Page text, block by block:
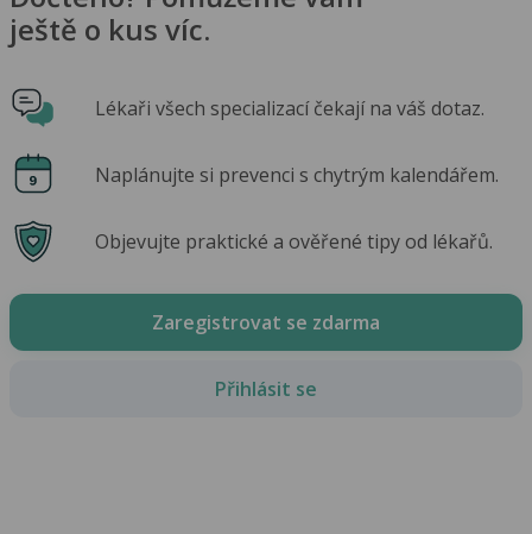
ještě o kus víc.
Lékaři všech specializací čekají na váš dotaz.
Naplánujte si prevenci s chytrým kalendářem.
Objevujte praktické a ověřené tipy od lékařů.
Zaregistrovat se zdarma
Přihlásit se